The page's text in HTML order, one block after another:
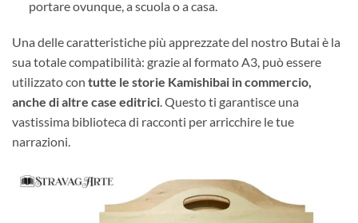
portare ovunque, a scuola o a casa.
Una delle caratteristiche più apprezzate del nostro Butai è la
sua totale compatibilità: grazie al formato A3, può essere
utilizzato con tutte le storie Kamishibai in commercio,
anche di altre case editrici. Questo ti garantisce una
vastissima biblioteca di racconti per arricchire le tue
narrazioni.